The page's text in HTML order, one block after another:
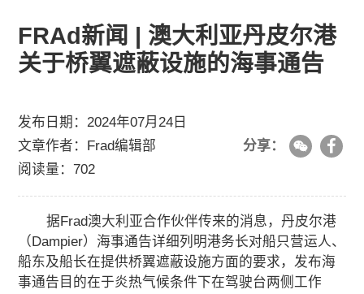
经典案例
Frad资讯
关于我们
加入我们
FRAd新闻 | 澳大利亚丹皮尔港
关于桥翼遮蔽设施的海事通告
发布日期：2024年07月24日
文章作者：Frad编辑部
阅读量：702
分享：
据Frad澳大利亚合作伙伴传来的消息，丹皮尔港
（Dampier）海事通告详细列明港务长对船只营运人、
船东及船长在提供桥翼遮蔽设施方面的要求，发布海
事通告目的在于炎热气候条件下在驾驶台两侧工作